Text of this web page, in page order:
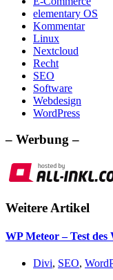
elementary OS
Kommentar
Linux
Nextcloud
Recht
SEO
Software
Webdesign
WordPress
– Werbung –
Weitere Artikel
WP Meteor – Test des
Divi, SEO,